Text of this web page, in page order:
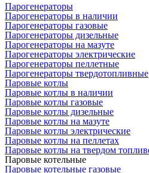
Парогенераторы
Парогенераторы в наличии
Парогенераторы газовые
Парогенераторы дизельные
Парогенераторы на мазуте
Парогенераторы электрические
Парогенераторы пеллетные
Парогенераторы твердотопливные
Паровые котлы
Паровые котлы в наличии
Паровые котлы газовые
Паровые котлы дизельные
Паровые котлы на мазуте
Паровые котлы электрические
Паровые котлы на пеллетах
Паровые котлы на твердом
Паровые котельные
Паровые котельные газовые